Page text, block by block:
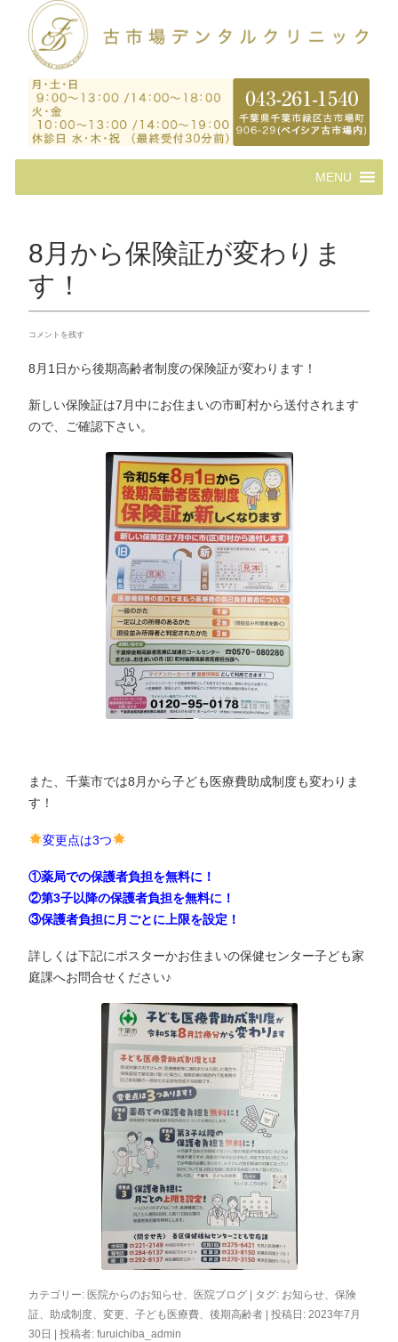
ツ
へ
ッ
MENU
8月から保険証が変わりま
す！
コメントを残す
8月1日から後期高齢者制度の保険証が変わります！
新しい保険証は7月中にお住まいの市町村から送付されます
ので、ご確認下さい。
また、千葉市では8月から子ども医療費助成制度も変わりま
す！
変更点は3つ
①薬局での保護者負担を無料に！
②第3子以降の保護者負担を無料に！
③保護者負担に月ごとに上限を設定！
詳しくは下記にポスターかお住まいの保健センター子ども家
庭課へお問合せください♪
カテゴリー: 医院からのお知らせ、 医院ブログ | タグ: お知らせ、保険
証、助成制度、変更、子ども医療費、後期高齢者 | 投稿日:2023年7月
30日
|投稿者:furuichiba_admin